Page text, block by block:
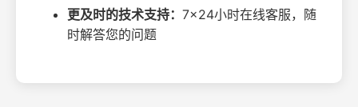
更及时的技术支持： 7×24小时在线客服，随
时解答您的问题